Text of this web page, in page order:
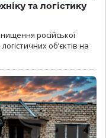
та логістику
російської
об’єктів на